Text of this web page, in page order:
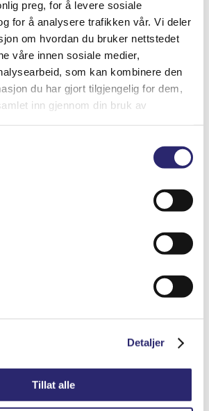
preg, for å levere sosiale
for å analysere trafikken vår. Vi deler
om hvordan du bruker nettstedet
våre innen sosiale medier,
som kan kombinere den
du har gjort tilgjengelig for dem,
inn gjennom din bruk av
Detaljer
Tillat alle
Email This Product